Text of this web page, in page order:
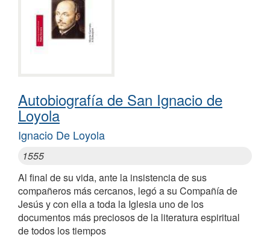
Autobiografía de San Ignacio de
Loyola
Ignacio De Loyola
1555
Al final de su vida, ante la insistencia de sus
compañeros más cercanos, legó a su Compañía de
Jesús y con ella a toda la Iglesia uno de los
documentos más preciosos de la literatura espiritual
de todos los tiempos